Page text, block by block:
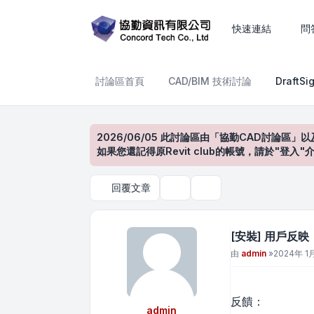
快速連結 問
討論區首頁 CAD/BIM 技術討論
2026/06/05 此討論區由「協勤CAD討論區」以
如果您還記得原Revit club的帳號，請於"登入"
回覆文章
admin
[安裝] 用戶反
文章
由 admin »2024年 1
反饋：